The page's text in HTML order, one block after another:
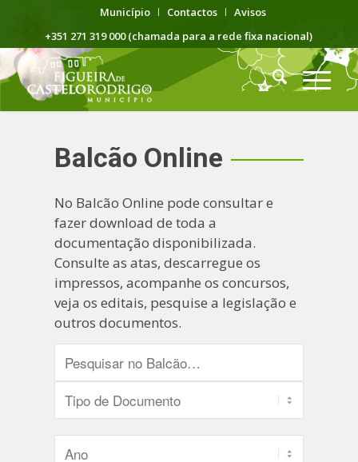
Município Contactos
Avisos
+351 271 319 000 (chamada para a rede fixa nacional)
Balcão Online
No Balcão Online pode consultar e
fazer download de toda a
documentação disponibilizada.
Consulte as atas, descarregue os
impressos, acompanhe os concursos,
veja os editais, pesquise a legislação e
outros documentos.